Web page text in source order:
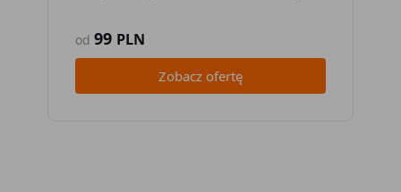
od 99 PLN
Zobacz ofertę